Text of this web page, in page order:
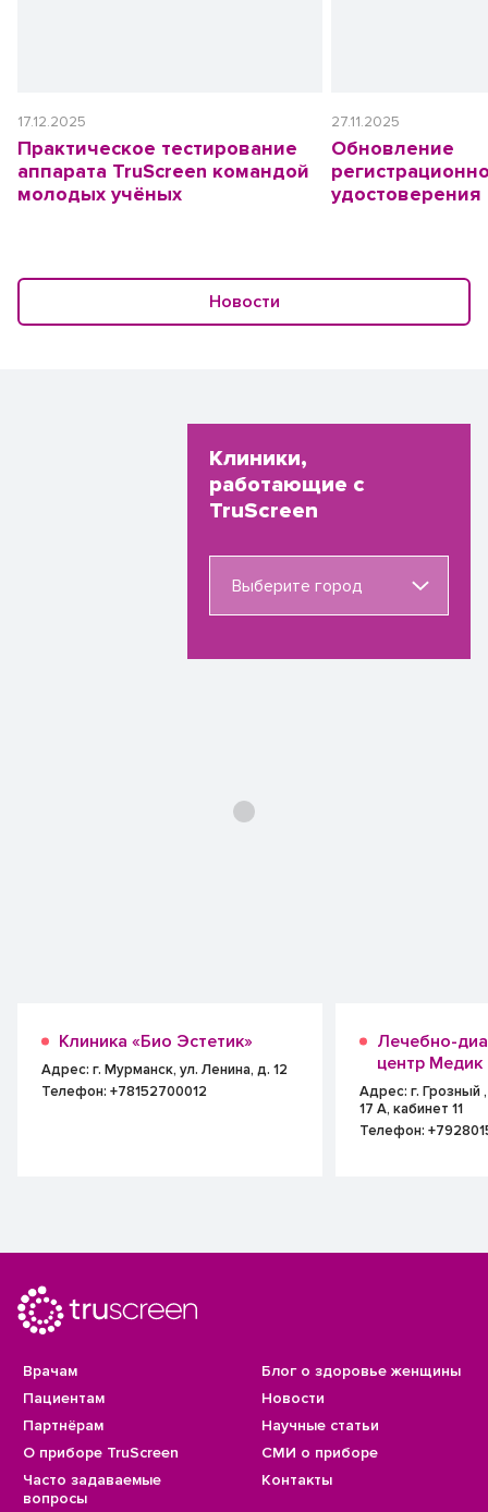
17.12.2025
Практическое тестирование
аппарата TruScreen командой
молодых учёных
27.11.2025
Обновление
удостоверения
Новости
Клиники,
работающие с
TruScreen
Выберите город
Клиника «Био Эстетик»
Адрес: г. Мурманск, ул. Ленина, д. 12
Телефон: +78152700012
Лечебно-
центр
Адрес: г. Грозный
17 А, кабинет 11
Телефон:
Врачам
Пациентам
Партнёрам
О приборе TruScreen
Часто задаваемые
вопросы
Блог о здоровье женщины
Новости
Научные статьи
СМИ о приборе
Контакты